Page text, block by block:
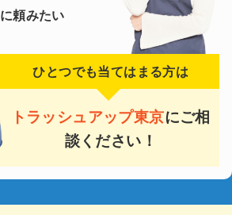
に頼みたい
ひとつでも当てはまる方は
トラッシュアップ東京にご相
談ください！